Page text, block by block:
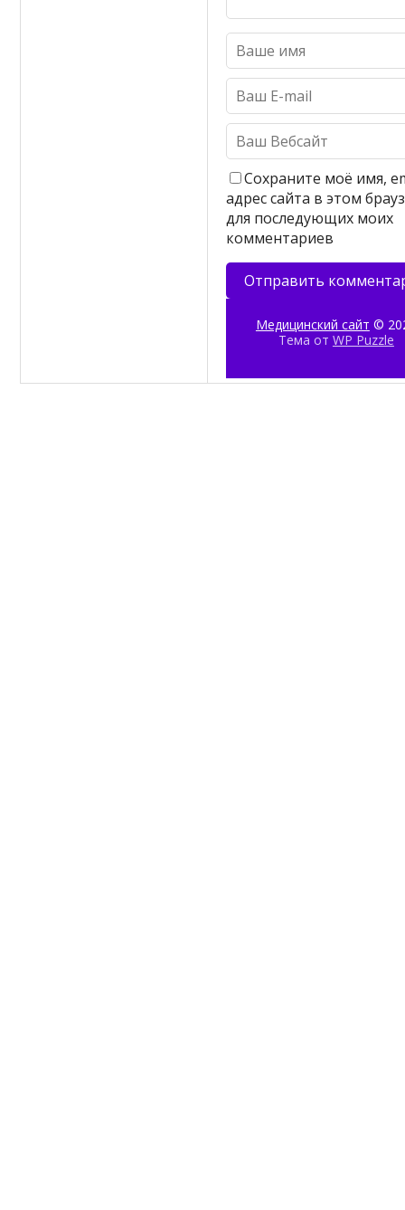
Сохраните моё имя,
адрес сайта в этом
для последующих моих
комментариев
Медицинский сайт ©
Тема от WP Puzzle